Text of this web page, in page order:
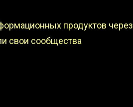
продуктов через
свои сообщества